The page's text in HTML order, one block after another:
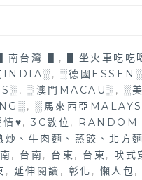
▋南台灣 ▋ , ▋坐火車吃吃
INDIA░ , ░德國ESSEN░
,░澳門MACAU░ , ░
, ░馬來西亞
情♥, 3C數位 , RANDOM
、牛肉麵、蒸餃、北方
, 台南, 台東, 台東, 吠式
, 延伸閱讀 , 彰化 , 懶人包,